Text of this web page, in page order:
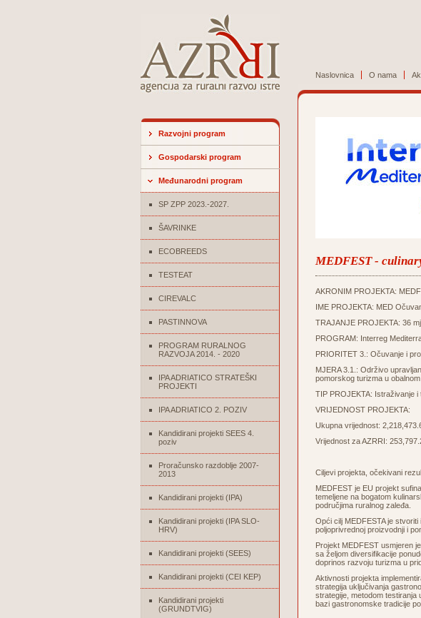
Naslovnica O nama
Razvojni program
Gospodarski program
Međunarodni program
SP ZPP 2023.-2027.
ŠAVRINKE
ECOBREEDS
TESTEAT
CIREVALC
PASTINNOVA
PROGRAM RURALNOG
RAZVOJA 2014. - 2020
IPA ADRIATICO STRATEŠKI
PROJEKTI
IPA ADRIATICO 2. POZIV
Kandidirani projekti SEES 4.
poziv
Proračunsko razdoblje 2007-
2013
Kandidirani projekti (IPA)
Kandidirani projekti (IPA SLO-
HRV)
Kandidirani projekti (SEES)
Kandidirani projekti (CEI KEP)
Kandidirani projekti
(GRUNDTVIG)
MEDFEST -
AKRONIM PROJEKTA:
IME PROJEKTA: MED
TRAJANJE PROJEKTA: 36
PROGRAM: Interreg
PRIORITET 3.: Očuvanje i
MJERA 3.1.: Održivo
pomorskog turizma u
TIP PROJEKTA: Istraživanje i
VRIJEDNOST PROJEKTA:
Ukupna vrijednost:
Vrijednost za AZRRI:
Ciljevi projekta, očekivani
MEDFEST je EU projekt
temeljene na bogatom
područjima ruralnog zaleđa.
Opći cilj MEDFESTA je
poljoprivrednoj proizvodnji i
Projekt MEDFEST usmjeren
sa željom diversifikacije
doprinos razvoju turizma u
Aktivnosti projekta
strategija uključivanja
strategije, metodom testiranja
bazi gastronomske tradicije